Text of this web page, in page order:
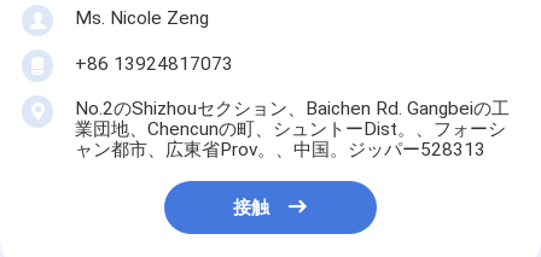
Ms. Nicole Zeng
+86 13924817073
No.2のShizhouセクション、Baichen Rd. Gangbeiの工
業団地、Chencunの町、シュントーDist。、フォーシ
ャン都市、広東省Prov。、中国。ジッパー528313
接触